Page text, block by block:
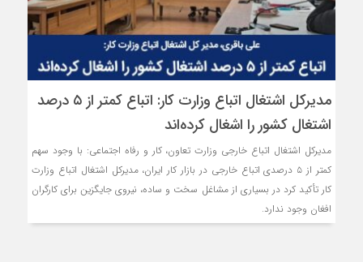
مدیرکل اشتغال اتباع وزارت کار: اتباع کمتر از ۵ درصد
اشتغال کشور را اشغال کرده‌اند
مدیرکل اشتغال اتباع خارجی وزارت تعاون، کار و رفاه اجتماعی: با وجود سهم
کمتر از ۵ درصدی اتباع خارجی در بازار کار ایران، مدیرکل اشتغال اتباع وزارت
کار تأکید کرد در بسیاری از مشاغل سخت و ساده، نیروی جایگزین برای کارگران
افغان وجود ندارد.